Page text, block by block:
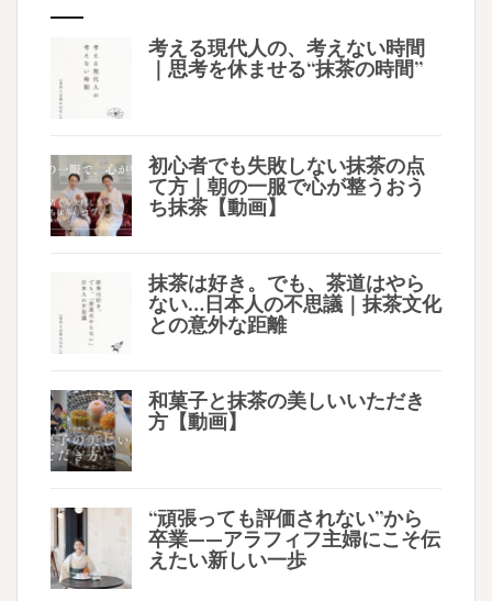
考える現代人の、考えない時間
｜思考を休ませる“抹茶の時間”
初心者でも失敗しない抹茶の点
て方｜朝の一服で心が整うおう
ち抹茶【動画】
抹茶は好き。でも、茶道はやら
ない…日本人の不思議｜抹茶文化
との意外な距離
和菓子と抹茶の美しいいただき
方【動画】
“頑張っても評価されない”から
卒業——アラフィフ主婦にこそ伝
えたい新しい一歩